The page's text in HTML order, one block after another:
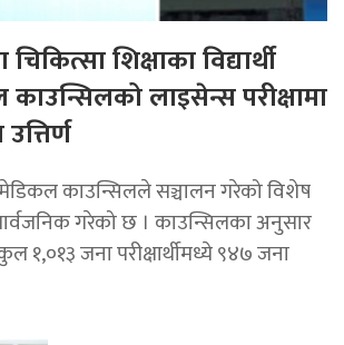
शिक्षाका विद्यार्थी
लाइसेन्स परीक्षामा
काउन्सिलले सञ्चालन गरेको विशेष
गरेको छ । काउन्सिलका अनुसार
१,०१३ जना परीक्षार्थीमध्ये ९४७ जना